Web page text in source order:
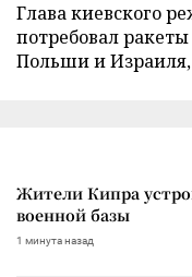
Глава киевского
потребовал
Польши и
Жители Кипра
военной базы
1 минута назад